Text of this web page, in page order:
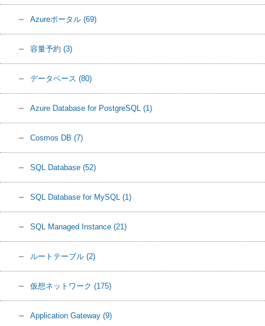
Azureポータル (69)
容量予約 (3)
データベース (80)
Azure Database for PostgreSQL (1)
Cosmos DB (7)
SQL Database (52)
SQL Database for MySQL (1)
SQL Managed Instance (21)
ルートテーブル (2)
仮想ネットワーク (175)
Application Gateway (9)